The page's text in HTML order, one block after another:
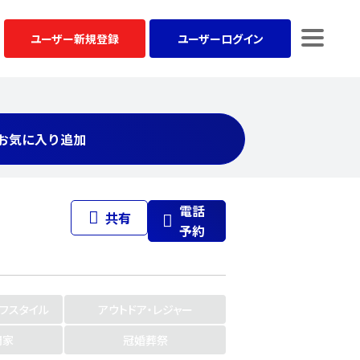
ユーザー新規登録 ユーザーログイン
気に入り追加
共有
電話
予約
スタイル
アウトドア・レジャー
冠婚葬祭